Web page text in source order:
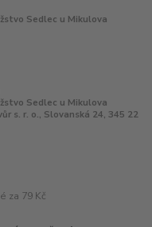
Sedlec u Mikulova
Sedlec u Mikulova
s. r. o., Slovanská 24, 345 22
za 79 Kč